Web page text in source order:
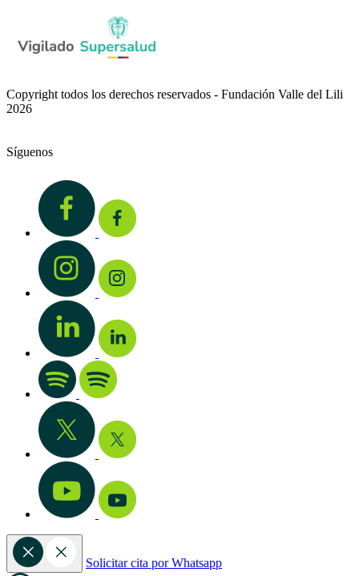
Copyright todos los derechos reservados - Fundación Valle del Lili
2026
Síguenos
Solicitar cita por Whatsapp